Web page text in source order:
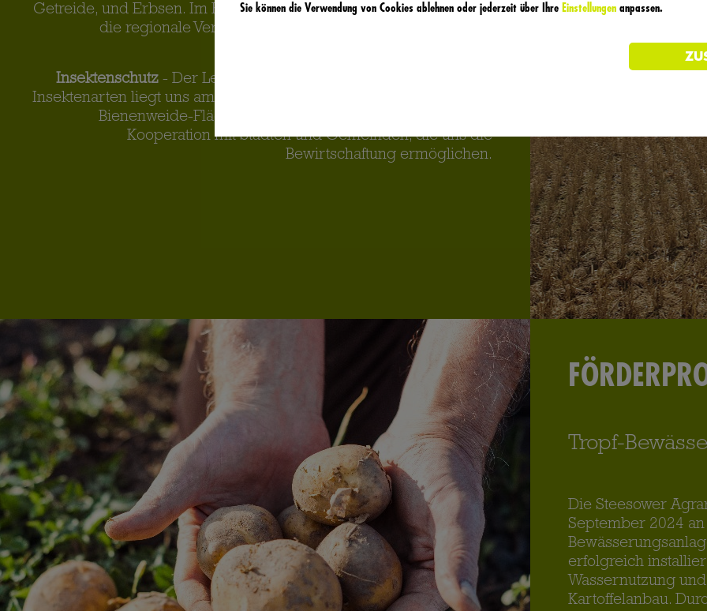
Getreide, und Erbsen. Im Kartoffelanbau liegt der Schwerpunkt auf
die regionale Vermarktung zur Weiterverarbeitung in der
Insektenschutz - Der Lebensraum von Wildbienen und anderen
Insektenarten liegt uns am Herzen. Dafür stehen uns umfangreiche
Bienenweide-Flächen zur Verfügung. Wir stehen in enger
Kooperation mit Städten und Gemeinden, die uns die
Bewirtschaftung ermöglichen.
Tropf-
Die Steesower
September 2024
erfolgreich
Wassernutzung
Kartoffelanbau.
Sie können die Verwendung von Cookies ablehnen oder jederzeit über Ihre Einstellungen anpassen.